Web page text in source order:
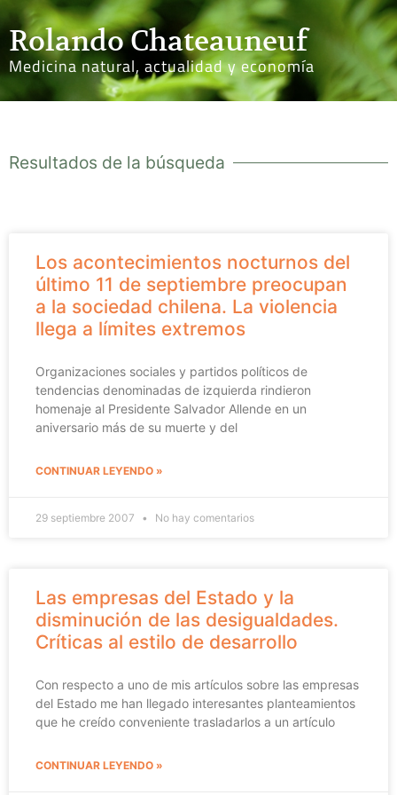
Rolando Chateauneuf
Medicina natural, actualidad y economía
Resultados de la búsqueda
Los acontecimientos nocturnos del
último 11 de septiembre preocupan
a la sociedad chilena. La violencia
llega a límites extremos
Organizaciones sociales y partidos políticos de
tendencias denominadas de izquierda rindieron
homenaje al Presidente Salvador Allende en un
aniversario más de su muerte y del
CONTINUAR LEYENDO »
29 septiembre 2007 No hay comentarios
Las empresas del Estado y la
disminución de las desigualdades.
Críticas al estilo de desarrollo
Con respecto a uno de mis artículos sobre las empresas
del Estado me han llegado interesantes planteamientos
que he creído conveniente trasladarlos a un artículo
CONTINUAR LEYENDO »